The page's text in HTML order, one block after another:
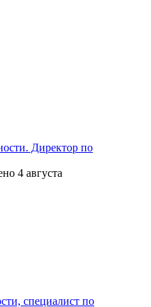
Директор по
4 августа
специалист по